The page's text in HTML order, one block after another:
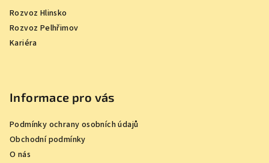
Rozvoz Hlinsko
Rozvoz Pelhřimov
Kariéra
Informace pro vás
Podmínky ochrany osobních údajů
Obchodní podmínky
O nás